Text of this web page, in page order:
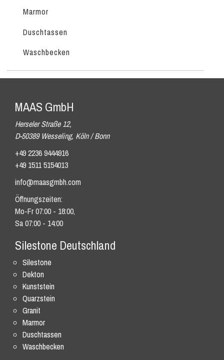
Marmor
Duschtassen
Waschbecken
MAAS GmbH
Herseler Straße 12,
D-50389 Wesseling, Köln / Bonn
+49 2236 9444916
+49 1511 5154013
info@maasgmbh.com
Öffnungszeiten:
Mo-Fr 07:00 - 18:00,
Sa 07:00 - 14:00
Silestone Deutschland
Silestone
Dekton
Kunststein
Quarzstein
Granit
Marmor
Duschtassen
Waschbecken